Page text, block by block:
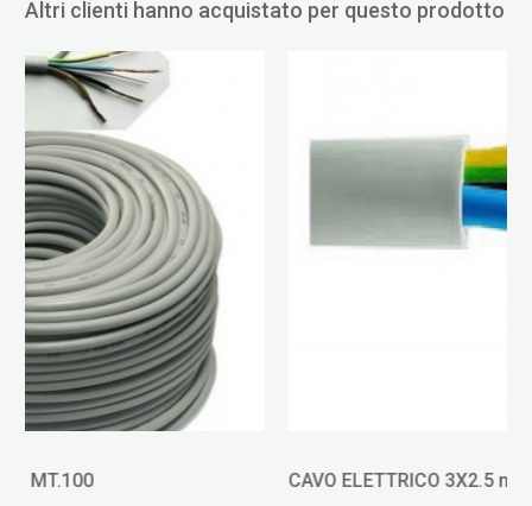
Altri clienti hanno acquistato per questo prodotto
CAVO ELETTRICO 3X2.5 mm MT.100